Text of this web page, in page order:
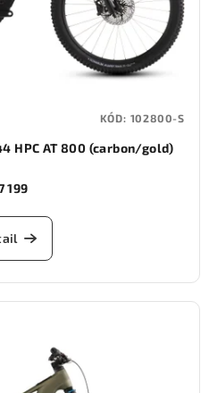
HPC AT 800 (carbon/gold)
199
KÓD: 102800-S